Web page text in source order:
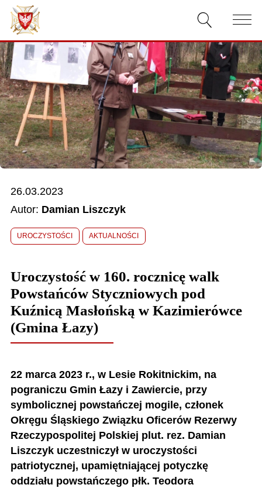
AKTUALNOŚCI
O ZWIĄZKU
DOKUMENTY
WŁADZE
RELACJE FILMOWE
KONKURSY
26.03.2023
Autor: Damian Liszczyk
UROCZYSTOŚCI AKTUALNOŚCI
Uroczystość w 160. rocznicę walk
Powstańców Styczniowych pod
Kuźnicą Masłońską w Kazimierówce
(Gmina Łazy)
22 marca 2023 r., w Lesie Rokitnickim, na
pograniczu Gmin Łazy i Zawiercie, przy
symbolicznej powstańczej mogile, członek
Okręgu Śląskiego Związku Oficerów Rezerwy
Rzeczypospolitej Polskiej plut. rez. Damian
Liszczyk uczestniczył w uroczystości
patriotycznej, upamiętniającej potyczkę
oddziału powstańczego płk. Teodora